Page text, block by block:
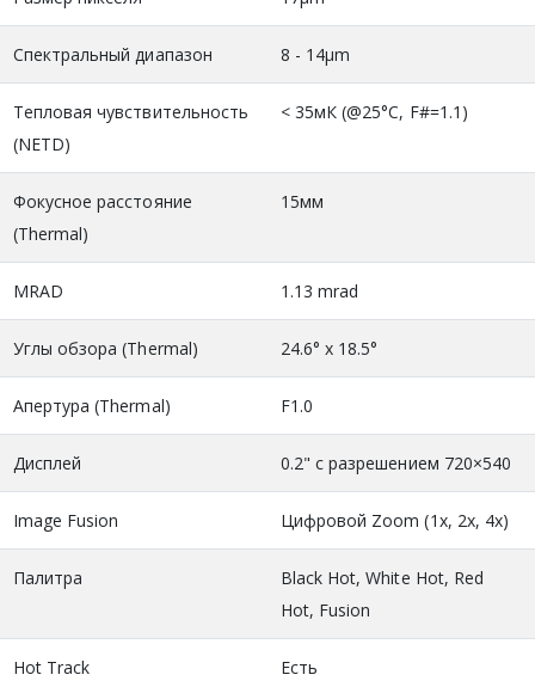
Спектральный диапазон 8 - 14μm
Тепловая чувствительность
(NETD)
< 35мК (@25°C, F#=1.1)
Фокусное расстояние
(Thermal)
15мм
MRAD 1.13 mrad
Углы обзора (Thermal) 24.6° х 18.5°
Апертура (Thermal) F1.0
Дисплей 0.2" с разрешением 720×540
Image Fusion Цифровой Zoom (1x, 2x, 4x)
Палитра
Black Hot, White Hot, Red
Hot, Fusion
Hot Track Есть